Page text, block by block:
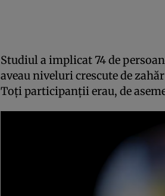
Studiul a implicat 74 de
aveau niveluri crescute de
Toți participanții erau, de